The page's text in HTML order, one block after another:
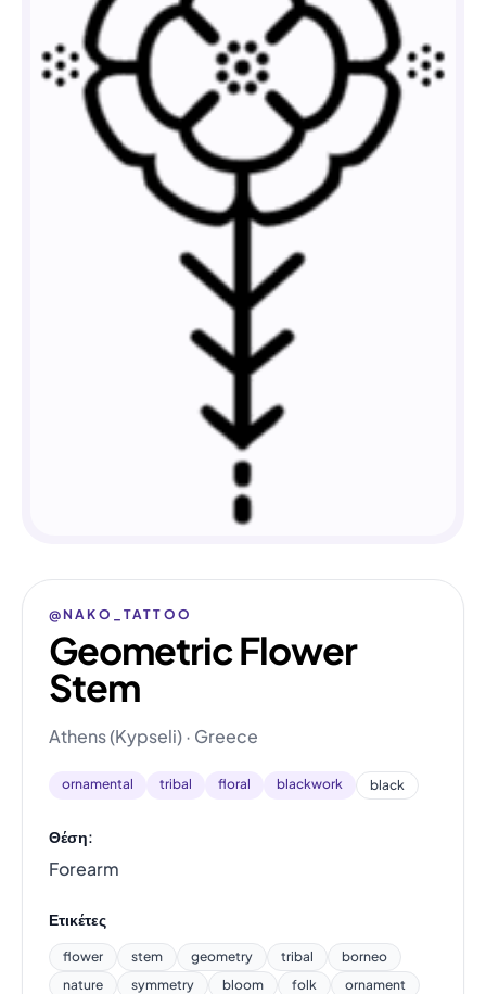
@NAKO_TATTOO
Geometric Flower
Stem
Athens (Kypseli) · Greece
ornamental tribal floral blackwork black
Θέση:
Forearm
Ετικέτες
flower stem geometry tribal
borneo
nature
symmetry bloom folk ornament